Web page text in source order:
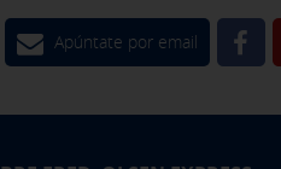
Apúntate por email